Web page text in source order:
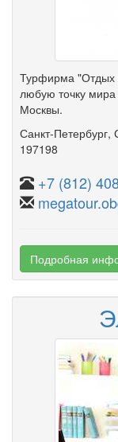
Турфирма "Отдых
любую точку мира
Москвы.
Санкт-Петербург,
197198
+7 (812)
Подробная